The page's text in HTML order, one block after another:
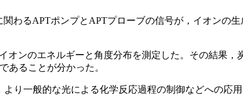
わるAPTポンプとAPTプローブの信号が，イオンの
ンのエネルギーと角度分布を測定した。その結果
あることが分かった。
り一般的な光による化学反応過程の制御などへの応用